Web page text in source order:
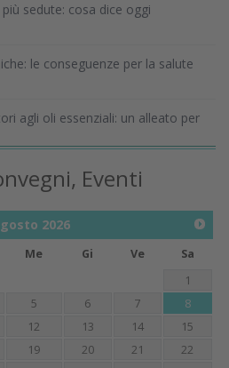
sedute: cosa dice oggi
le conseguenze per la salute
agli oli essenziali: un alleato per
Eventi
2026
Me Gi Ve
Sa
1
5 6 7
8
12 13 14
15
19 20 21
22